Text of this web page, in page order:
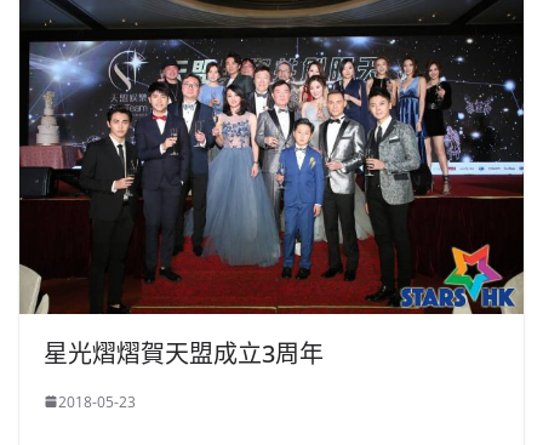
星光熠熠賀天盟成立3周年
2018-05-23